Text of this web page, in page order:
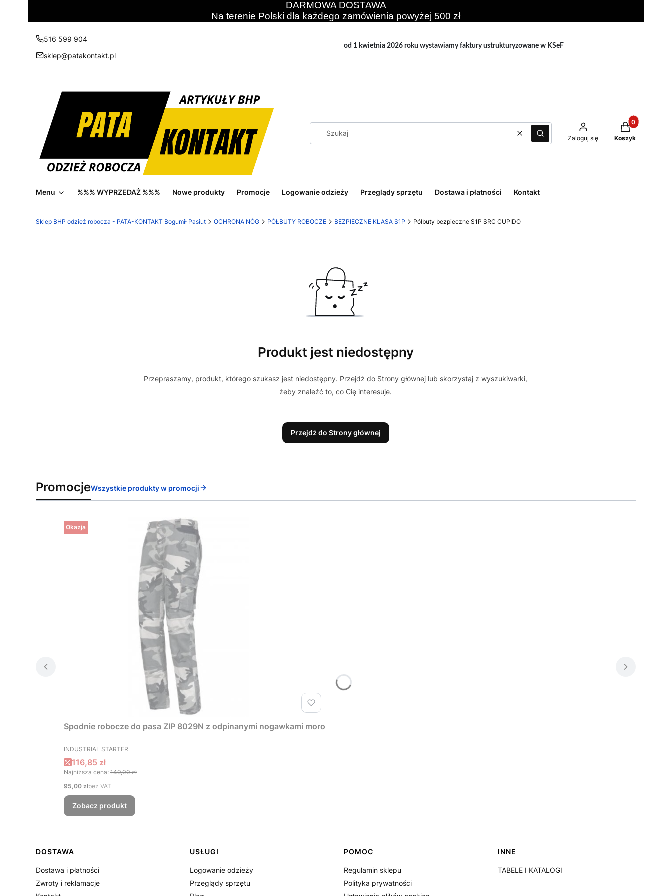
DARMOWA DOSTAWA
Na terenie Polski dla każdego zamówienia powyżej 500 zł
516 599 904
sklep@patakontakt.pl
od 1 kwietnia 2026 roku wystawiamy faktury ustrukturyzowane w KSeF
WyczyśćSzukaj Zaloguj się
Produkty w
Koszyk
Menu %%% WYPRZEDAŻ %%% Nowe produkty Promocje Logowanie odzieży Przeglądy sprzętu Dostawa i płatności Kontakt
Sklep BHP odzież robocza - PATA-KONTAKT Bogumił Pasiut OCHRONA NÓG PÓŁBUTY ROBOCZE BEZPIECZNE KLASA S1P Półbuty bezpieczne S1P SRC CUPIDO
Produkt jest niedostępny
Przepraszamy, produkt, którego szukasz jest niedostępny. Przejdź do Strony głównej lub skorzystaj z wyszukiwarki,
żeby znaleźć to, co Cię interesuje.
Przejdź do Strony głównej
PromocjeWszystkie produkty w promocji
Okazja
Spodnie robocze do pasa ZIP 8029N z odpinanymi nogawkami moro
PRODUCENT
INDUSTRIAL STARTER
Cena promocyjna
116,85 zł
Najniższa cena: 149,00 zł
Cena
95,00 złbez VAT
Zobacz produkt
Linki w stopce
DOSTAWA
Dostawa i płatności
Zwroty i reklamacje
USŁUGI
Logowanie odzieży
Przeglądy sprzętu
POMOC
Regulamin sklepu
Polityka prywatności
INNE
TABELE I KATALOGI